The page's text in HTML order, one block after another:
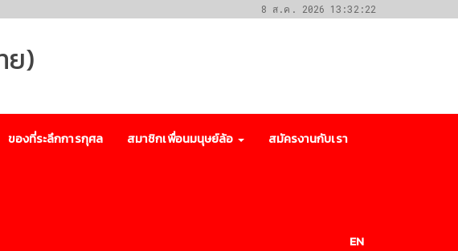
8 ส.ค. 2026 13:32:22
ย)
ของที่ระลึกการกุศล สมาชิกเพื่อนมนุษย์ล้อ สมัครงานกับเรา
EN